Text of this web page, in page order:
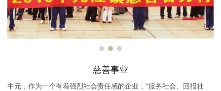
慈善事业
中元，作为一个有着强烈社会责任感的企业，“服务社会、回报社